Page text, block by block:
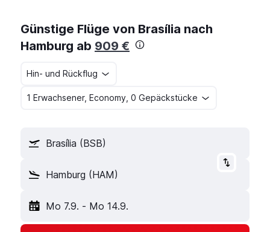
Günstige Flüge von Brasília nach
Hamburg ab 909 €
Hin- und Rückflug
1 Erwachsener, Economy, 0 Gepäckstücke
Brasília (BSB)
Hamburg (HAM)
Mo 7.9. - Mo 14.9.